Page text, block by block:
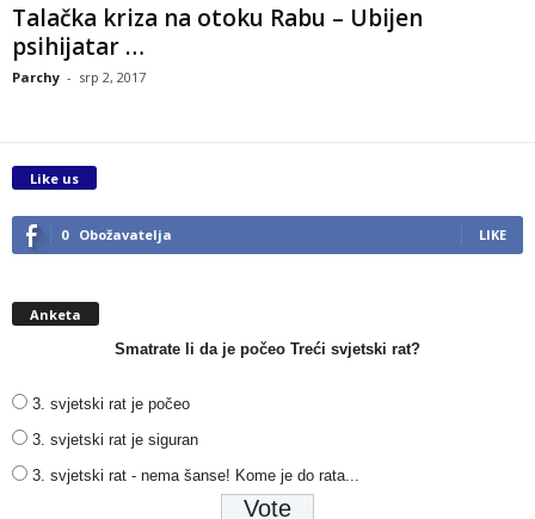
Talačka kriza na otoku Rabu – Ubijen
psihijatar …
Parchy - srp 2, 2017
Like us
0 Obožavatelja LIKE
Anketa
Smatrate li da je počeo Treći svjetski rat?
3. svjetski rat je počeo
3. svjetski rat je siguran
3. svjetski rat - nema šanse! Kome je do rata...